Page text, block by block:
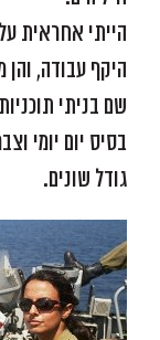
הייתי אחראית
היקף עבודה, והן
שם בניתי
בסיס יום יומי
גודל שונים.